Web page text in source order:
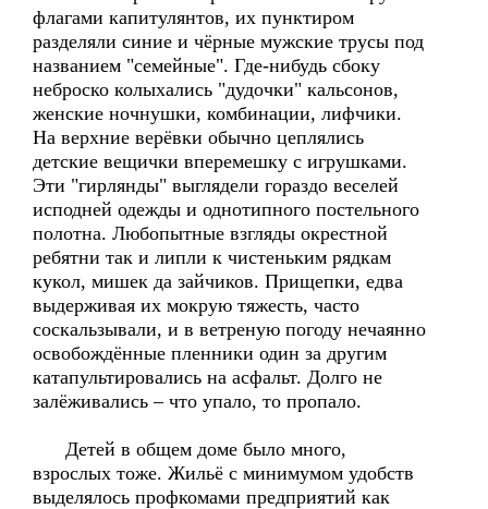
флагами капитулянтов, их пунктиром
разделяли синие и чёрные мужские трусы под
названием "семейные". Где-нибудь сбоку
неброско колыхались "дудочки" кальсонов,
женские ночнушки, комбинации, лифчики.
На верхние верёвки обычно цеплялись
детские вещички вперемешку с игрушками.
Эти "гирлянды" выглядели гораздо веселей
исподней одежды и однотипного постельного
полотна. Любопытные взгляды окрестной
ребятни так и липли к чистеньким рядкам
кукол, мишек да зайчиков. Прищепки, едва
выдерживая их мокрую тяжесть, часто
соскальзывали, и в ветреную погоду нечаянно
освобождённые пленники один за другим
катапультировались на асфальт. Долго не
залёживались – что упало, то пропало.
Детей в общем доме было много,
взрослых тоже. Жильё с минимумом удобств
выделялось профкомами предприятий как